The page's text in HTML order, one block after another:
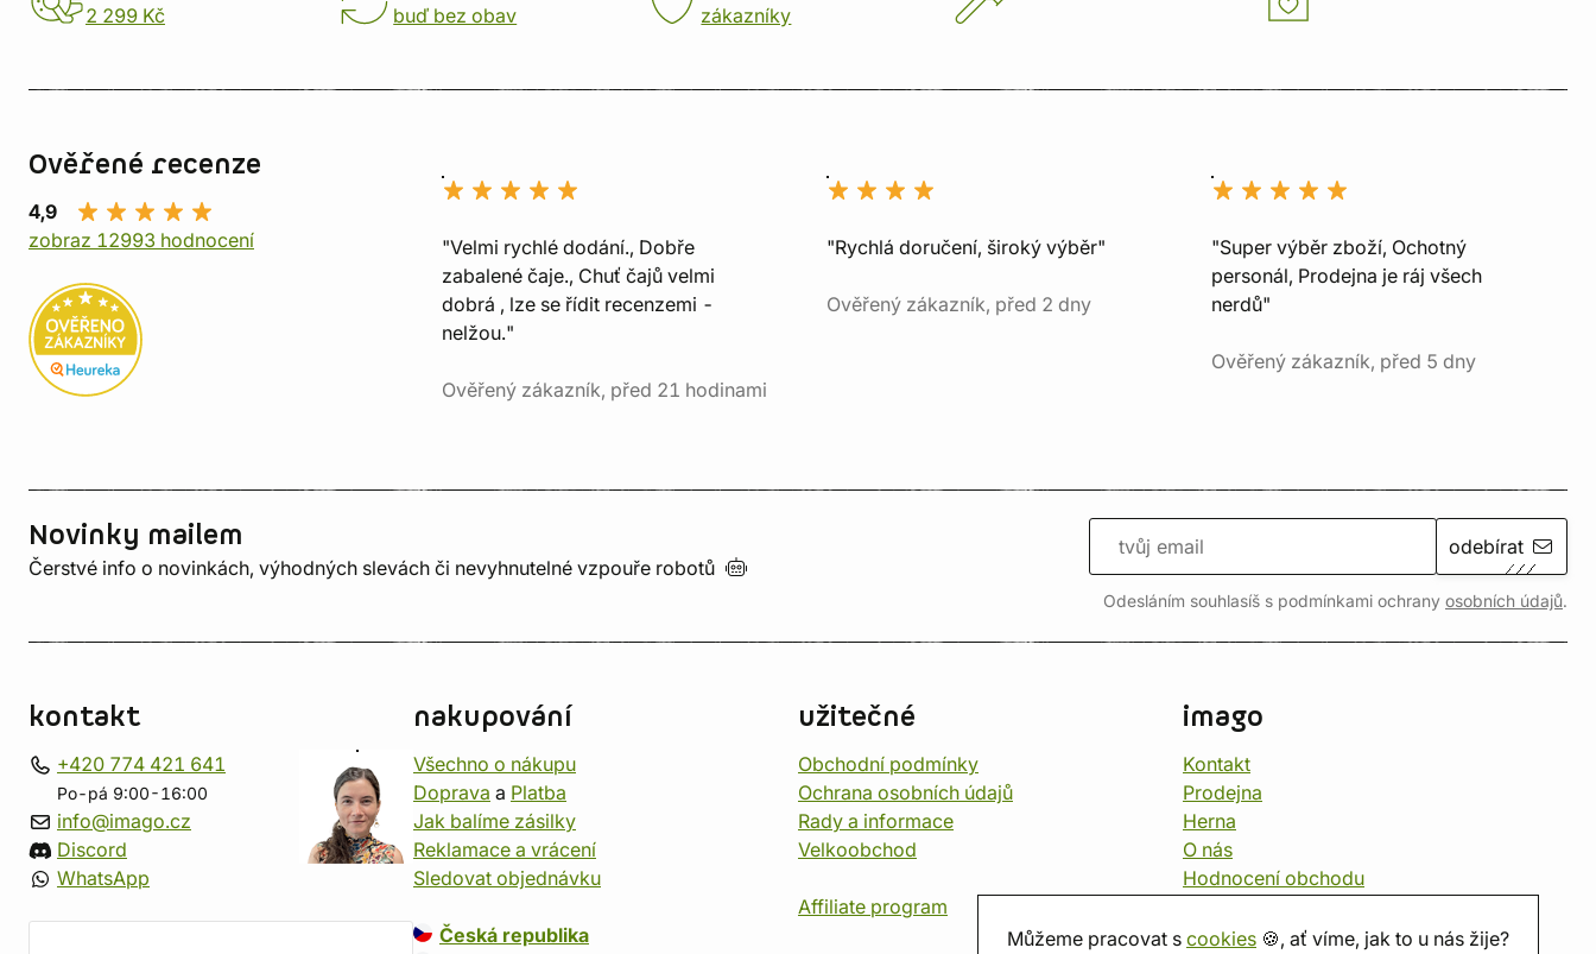
Můžeme pracovat s cookies 🍪, ať víme, jak to u nás žije?
2 299 Kč
buď bez obav
zákazníky
Ověřené recenze
4,9
zobraz 12993 hodnocení
"Velmi rychlé dodání., Dobře
zabalené čaje., Chuť čajů velmi
dobrá , lze se řídit recenzemi -
nelžou."
Ověřený zákazník, před 21 hodinami
"Rychlá doručení, široký výběr"
Ověřený zákazník, před 2 dny
"Super výběr zboží, Ochotný
personál, Prodejna je ráj všech
nerdů"
Ověřený zákazník, před 5 dny
Novinky mailem
Čerstvé info o novinkách, výhodných slevách či nevyhnutelné vzpouře robotů
odebírat
Odesláním souhlasíš s podmínkami ochrany osobních údajů.
kontakt
+420 774 421 641
Po-pá 9:00-16:00
info@imago.cz
Discord
WhatsApp
nakupování
Všechno o nákupu
Doprava a Platba
Jak balíme zásilky
Reklamace a vrácení
Sledovat objednávku
Česká republika
užitečné
Obchodní podmínky
Ochrana osobních údajů
Rady a informace
Velkoobchod
Affiliate program
imago
Kontakt
Prodejna
Herna
O nás
Hodnocení obchodu
Kalendář